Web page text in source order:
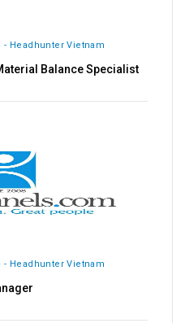
- Headhunter Vietnam
Balance Specialist
- Headhunter Vietnam